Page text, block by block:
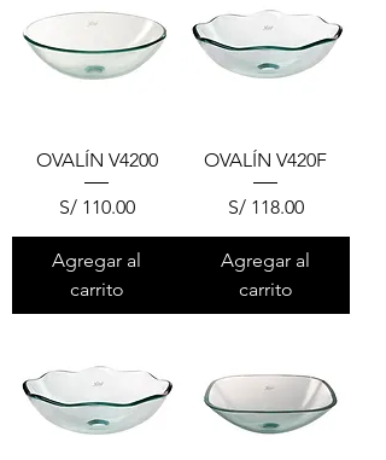
OVALÍN V4200
Precio
S/ 110.00
Agregar al
carrito
OVALÍN V420F
Precio
S/ 118.00
Agregar al
carrito